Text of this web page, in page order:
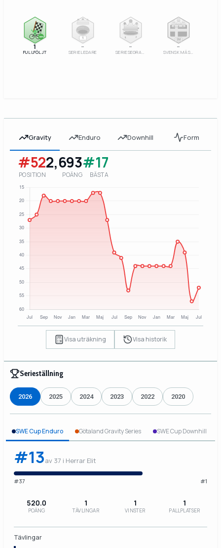
Gravity Enduro Downhill Form
#52
POSITION
2,693
POÄNG
#17
BÄSTA
Visa uträkning Visa historik
Serieställning
2026 2025 2024 2023 2022 2020
SWE Cup Enduro Götaland Gravity Series SWE Cup Downhill
#13av 37 i Herrar Elit
#37 #1
520.0
POÄNG
1
TÄVLINGAR
1
VINSTER
1
PALLPLATSER
Tävlingar
100%
1
FULLFÖLJT
1
–
SERIELEDARE
–
SERIESEGRARE
SM
–
SVENSK MÄSTARE